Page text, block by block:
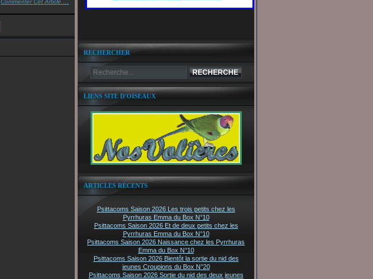
Commenter Cet Article
RECHERCHER
LIENS SITE D'OISEAUX
ARTICLES RÉCENTS
Psittacoms Saison 2026 Les trois petits chez les
Pyrrhuras Emma du Box N°10
Psittacoms Saison 2026 Et de deux petits chez les
Pyrrhuras Emma du Box N°10
Psittacoms Saison 2026 Naissance chez les Pyrrhuras
Emma du Box N°10
Psittacoms Saison 2026 Bientôt la sortie du nid des
jeunes Croupions du Box N°20
Psittacoms Saison 2026 Sortie du nid des deux jeunes